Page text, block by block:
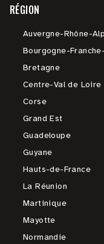
RÉGION
Auvergne-Rhône-
Bourgogne-
Bretagne
Centre-Val de Loire
Corse
Grand Est
Guadeloupe
Guyane
Hauts-de-France
La Réunion
Martinique
Mayotte
Normandie